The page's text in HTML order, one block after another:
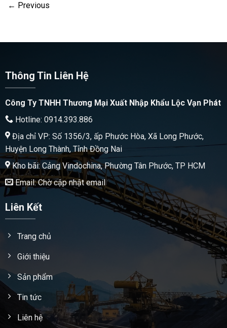
← Previous
Thông Tin Liên Hệ
Công Ty TNHH Thương Mại Xuất Nhập Khẩu Lộc Vạn Phát
Hotline: 0914.393.886
Địa chỉ VP: Số 1356/3, ấp Phước Hòa, Xã Long Phước,
Huyện Long Thành, Tỉnh Đồng Nai
Kho bãi: Cảng Vindochina, Phường Tân Phước, TP HCM
Email: Chờ cập nhật email
Liên Kết
Trang chủ
Giới thiệu
Sản phẩm
Tin tức
Liên hệ